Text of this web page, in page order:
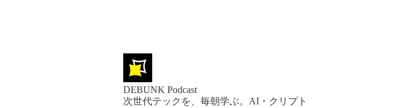
DEBUNK Podcast
次世代テックを、毎朝学ぶ。AI・クリプト